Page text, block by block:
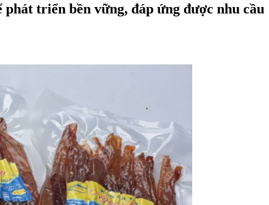
triển bền vững, đáp ứng được nhu cầu